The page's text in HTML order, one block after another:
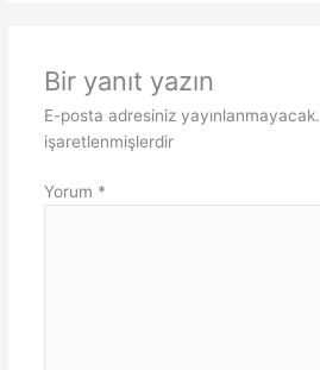
Bir yanıt yazın
E-posta adresiniz yayınlanmayacak.
işaretlenmişlerdir
Yorum *